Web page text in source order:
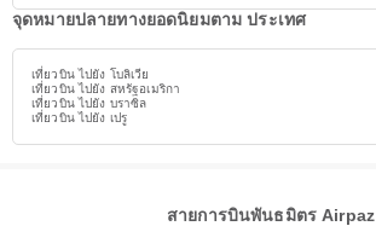
จุดหมายปลายทางยอดนิยมตาม ประเทศ
เที่ยวบิน ไปยัง โบลิเวีย
เที่ยวบิน ไปยัง สหรัฐอเมริกา
เที่ยวบิน ไปยัง บราซิล
เที่ยวบิน ไปยัง เปรู
สายการบินพันธมิตร Airpaz